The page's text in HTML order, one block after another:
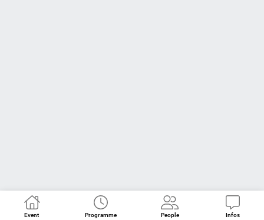
Event Programme People Infos